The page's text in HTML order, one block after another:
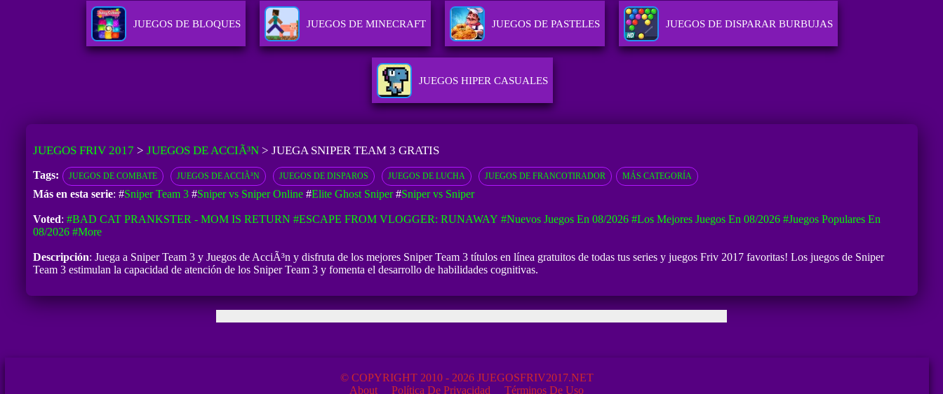
JUEGOS DE BLOQUES JUEGOS DE MINECRAFT JUEGOS DE PASTELES JUEGOS DE DISPARAR BURBUJAS
JUEGOS HIPER CASUALES
JUEGOS FRIV 2017 > JUEGOS DE ACCIÃ³N> JUEGA SNIPER TEAM 3 GRATIS
Tags: JUEGOS DE COMBATE JUEGOS DE ACCIÃ³N JUEGOS DE DISPAROS JUEGOS DE LUCHA JUEGOS DE FRANCOTIRADOR MÁS CATEGORÍA
Más en esta serie: #Sniper Team 3#Sniper vs Sniper Online#Elite Ghost Sniper#Sniper vs Sniper
Voted: #BAD CAT PRANKSTER - MOM IS RETURN #ESCAPE FROM VLOGGER: RUNAWAY #Nuevos Juegos En 08/2026 #Los Mejores Juegos En 08/2026 #Juegos Populares En
08/2026 #more
Descripción: Juega a Sniper Team 3 y Juegos de AcciÃ³n y disfruta de los mejores Sniper Team 3 títulos en línea gratuitos de todas tus series y juegos Friv 2017 favoritas! Los juegos de Sniper
Team 3 estimulan la capacidad de atención de los Sniper Team 3 y fomenta el desarrollo de habilidades cognitivas.
© COPYRIGHT 2010 - 2026 JUEGOSFRIV2017.NET
About
Política De Privacidad Términos De Uso